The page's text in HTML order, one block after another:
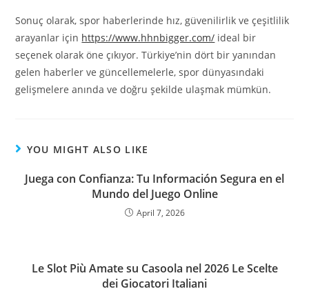
Sonuç olarak, spor haberlerinde hız, güvenilirlik ve çeşitlilik
arayanlar için https://www.hhnbigger.com/ ideal bir
seçenek olarak öne çıkıyor. Türkiye’nin dört bir yanından
gelen haberler ve güncellemelerle, spor dünyasındaki
gelişmelere anında ve doğru şekilde ulaşmak mümkün.
YOU MIGHT ALSO LIKE
Juega con Confianza: Tu Información Segura en el
Mundo del Juego Online
April 7, 2026
Le Slot Più Amate su Casoola nel 2026 Le Scelte
dei Giocatori Italiani